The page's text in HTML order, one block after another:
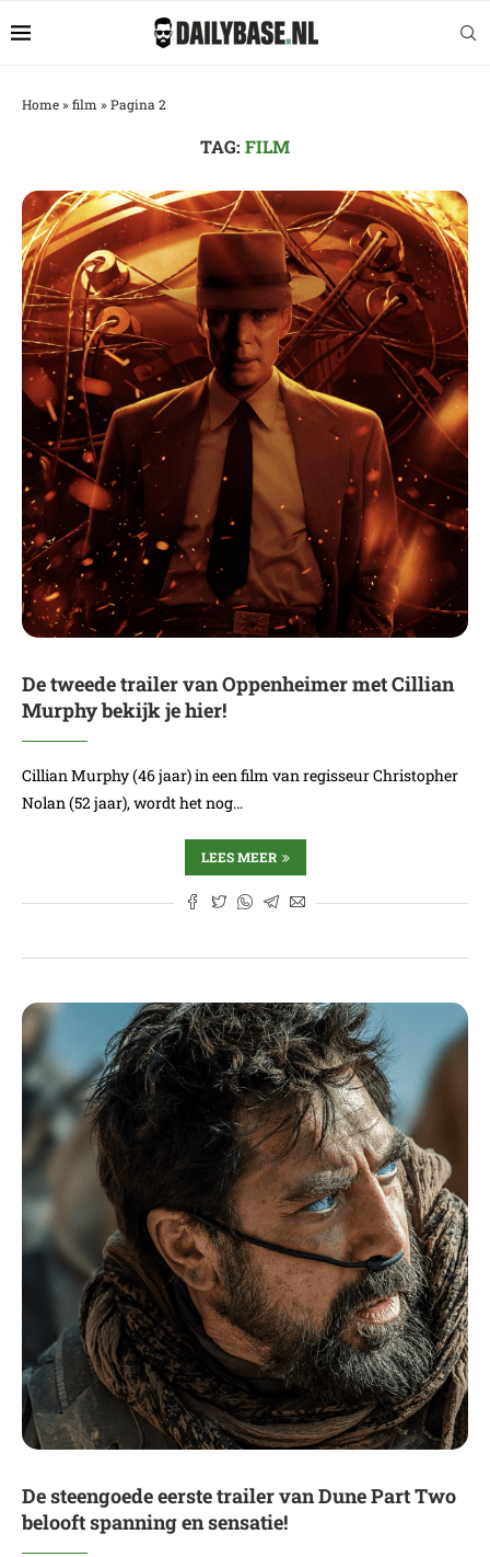
Home» film » Pagina 2
TAG: FILM
De tweede trailer van Oppenheimer met Cillian
Murphy bekijk je hier!
Cillian Murphy (46 jaar) in een film van regisseur Christopher
Nolan (52 jaar), wordt het nog…
LEES MEER
De steengoede eerste trailer van Dune Part Two
belooft spanning en sensatie!